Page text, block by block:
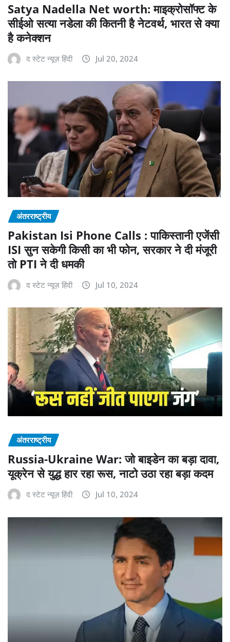
Satya Nadella Net worth: माइक्रोसॉफ्ट के
सीईओ सत्या नडेला की कितनी है नेटवर्थ, भारत से क्या
है कनेक्शन
द स्टेट न्यूज़ हिंदी Jul 20, 2024
अंतरराष्ट्रीय
Pakistan Isi Phone Calls : पाकिस्तानी एजेंसी
ISI सुन सकेगी किसी का भी फोन, सरकार ने दी मंजूरी
तो PTI ने दी धमकी
द स्टेट न्यूज़ हिंदी Jul 10, 2024
अंतरराष्ट्रीय
Russia-Ukraine War: जो बाइडेन का बड़ा दावा,
यूक्रेन से युद्ध हार रहा रूस, नाटो उठा रहा बड़ा कदम
द स्टेट न्यूज़ हिंदी Jul 10, 2024